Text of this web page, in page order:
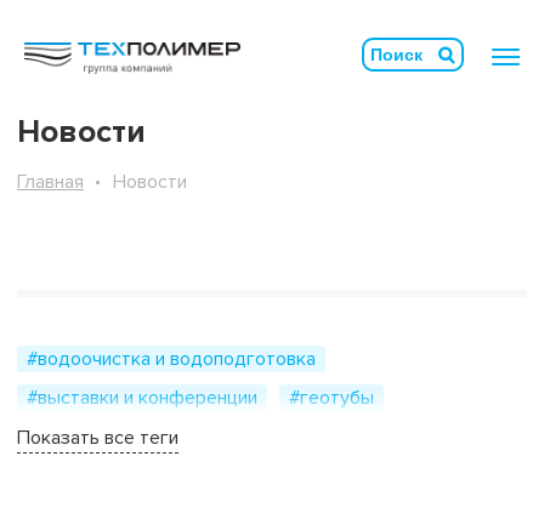
Новости
Главная Новости
#водоочистка и водоподготовка
#выставки и конференции
#геотубы
#гидротехническое строительство
Показать все теги